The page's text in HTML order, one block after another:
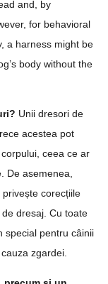
and, by
for behavioral
a harness might be
body without the
Unii dresori de
acestea pot
ceea ce ar
De asemenea,
corecțiile
dresaj. Cu toate
special pentru câinii
zgardei.